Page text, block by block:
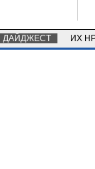
ДАЙДЖЕСТ ИХ